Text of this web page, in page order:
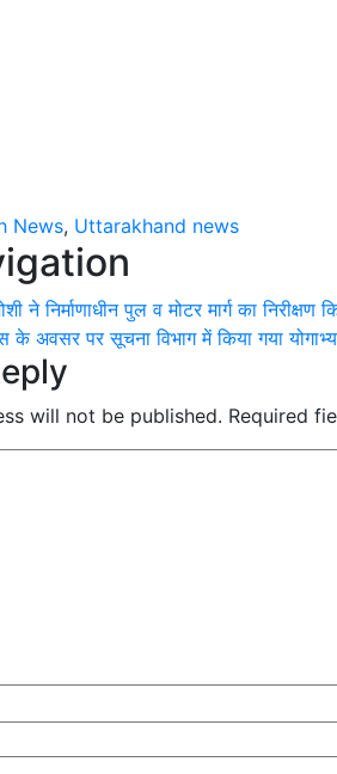
News, Uttarakhand news
ने निर्माणाधीन पुल व मोटर मार्ग का निरीक्षण
के अवसर पर सूचना विभाग में किया गया
will not be published. Required